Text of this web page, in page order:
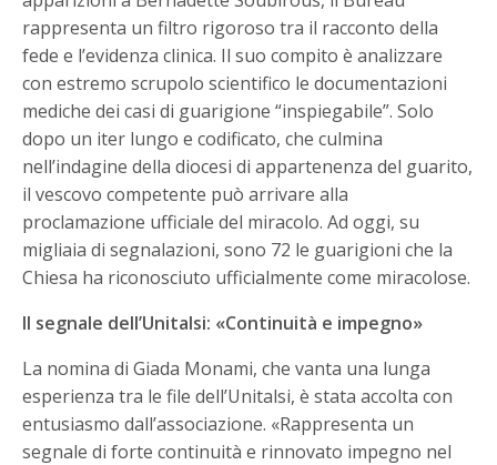
rappresenta un filtro rigoroso tra il racconto della
fede e l’evidenza clinica. Il suo compito è analizzare
con estremo scrupolo scientifico le documentazioni
mediche dei casi di guarigione “inspiegabile”. Solo
dopo un iter lungo e codificato, che culmina
nell’indagine della diocesi di appartenenza del guarito,
il vescovo competente può arrivare alla
proclamazione ufficiale del miracolo. Ad oggi, su
migliaia di segnalazioni, sono 72 le guarigioni che la
Chiesa ha riconosciuto ufficialmente come miracolose.
Il segnale dell’Unitalsi: «Continuità e impegno»
La nomina di Giada Monami, che vanta una lunga
esperienza tra le file dell’Unitalsi, è stata accolta con
entusiasmo dall’associazione. «Rappresenta un
segnale di forte continuità e rinnovato impegno nel